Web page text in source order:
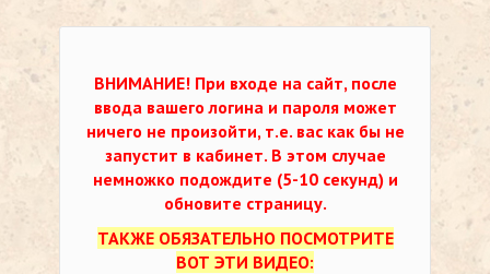
ВНИМАНИЕ! При входе на сайт, после
ввода вашего логина и пароля может
ничего не произойти, т.е. вас как бы не
запустит в кабинет. В этом случае
немножко подождите (5-10 секунд) и
обновите страницу.
ТАКЖЕ ОБЯЗАТЕЛЬНО ПОСМОТРИТЕ
ВОТ ЭТИ ВИДЕО: